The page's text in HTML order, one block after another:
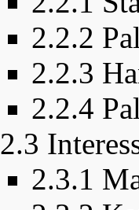
2.2.2
2.2.3
2.2.4
2.3
2.3.1